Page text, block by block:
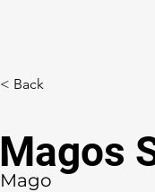
< Back
Magos
Mago